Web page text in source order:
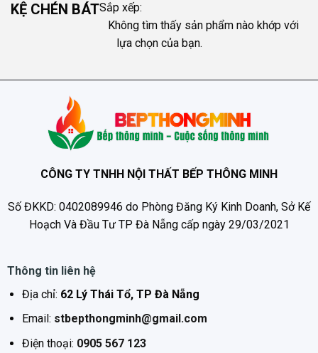
KỆ CHÉN BÁTSắp xếp:
Không tìm thấy sản phẩm nào khớp với
lựa chọn của bạn.
CÔNG TY TNHH NỘI THẤT BẾP THÔNG MINH
Số ĐKKD: 0402089946 do Phòng Đăng Ký Kinh Doanh, Sở Kế
Hoạch Và Đầu Tư TP Đà Nẵng cấp ngày 29/03/2021
Thông tin liên hệ
Địa chỉ: 62 Lý Thái Tổ, TP Đà Nẵng
Email: stbepthongminh@gmail.com
Điện thoại: 0905 567 123